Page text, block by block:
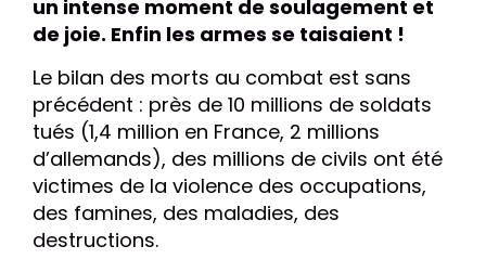
un intense moment de soulagement et
de joie. Enfin les armes se taisaient !
Le bilan des morts au combat est sans
précédent : près de 10 millions de soldats
tués (1,4 million en France, 2 millions
d’allemands), des millions de civils ont été
victimes de la violence des occupations,
des famines, des maladies, des
destructions.